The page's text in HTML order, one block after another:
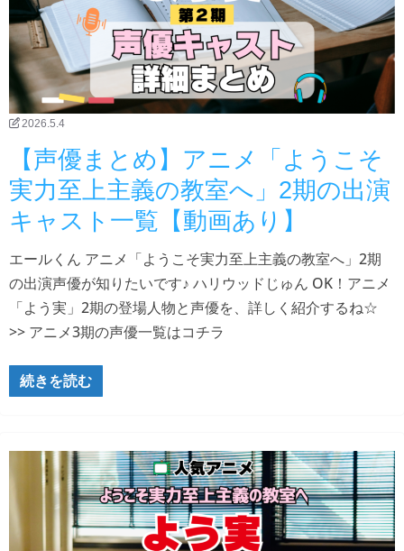
2026.5.4
【声優まとめ】アニメ「ようこそ
実力至上主義の教室へ」2期の出演
キャスト一覧【動画あり】
エールくん アニメ「ようこそ実力至上主義の教室へ」2期
の出演声優が知りたいです♪ ハリウッドじゅん OK！アニメ
「よう実」2期の登場人物と声優を、詳しく紹介するね☆
>> アニメ3期の声優一覧はコチラ
続きを読む